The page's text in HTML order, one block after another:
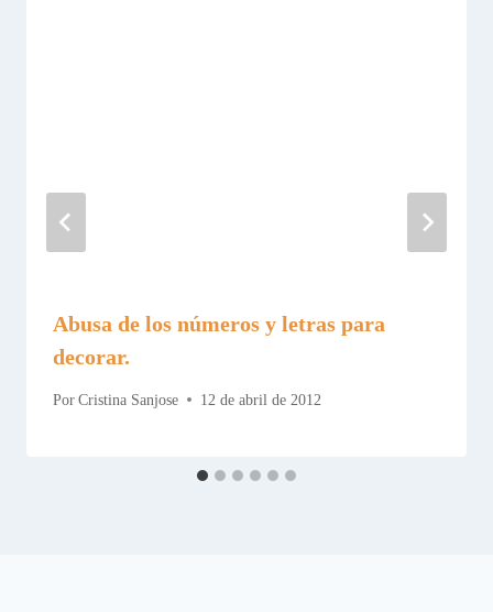
Abusa de los números y letras para
decorar.
Por Cristina Sanjose 12 de abril de 2012